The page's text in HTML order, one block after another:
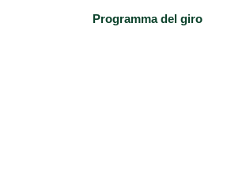
Programma del giro